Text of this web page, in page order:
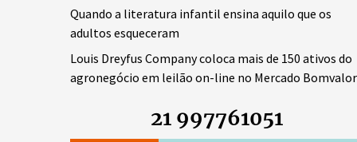
Quando a literatura infantil ensina aquilo que os
adultos esqueceram
Louis Dreyfus Company coloca mais de 150 ativos do
agronegócio em leilão on-line no Mercado Bomvalor
21 997761051